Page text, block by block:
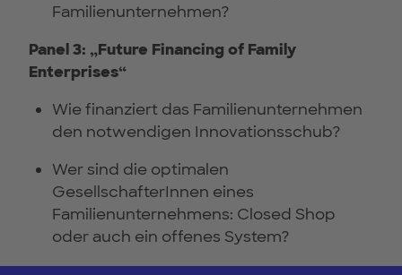
Familienunternehmen?
Panel 3: „Future Financing of Family
Enterprises“
Wie finanziert das Familienunternehmen
den notwendigen Innovationsschub?
Wer sind die optimalen
GesellschafterInnen eines
Familienunternehmens: Closed Shop
oder auch ein offenes System?